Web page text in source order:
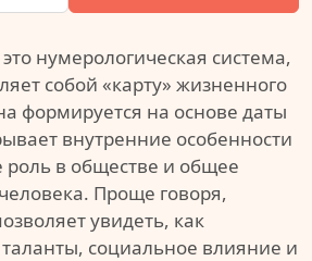
нумерологическая система,
собой «карту» жизненного
формируется на основе даты
внутренние особенности
роль в обществе и общее
Проще говоря,
увидеть, как
социальное влияние и